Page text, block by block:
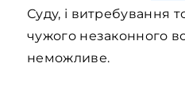
Суду, і витребування
чужого незаконного
неможливе.